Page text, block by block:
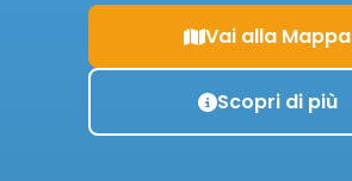
Vai alla Mappa
Scopri di più